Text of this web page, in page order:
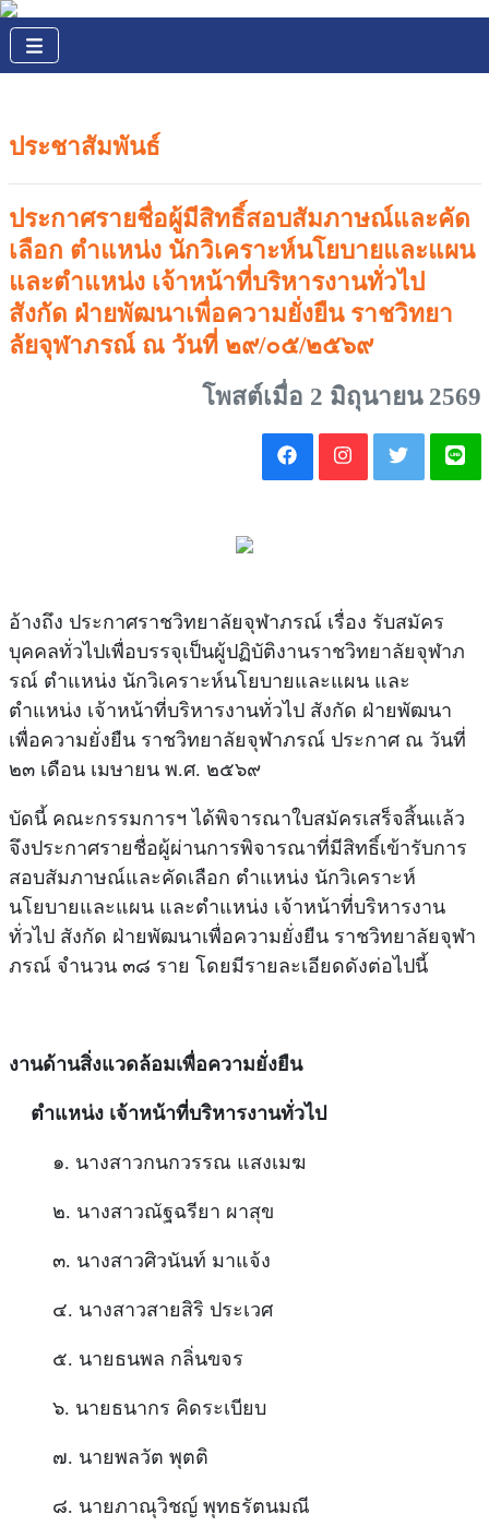
ประชาสัมพันธ์
ประกาศรายชื่อผู้มีสิทธิ์สอบสัมภาษณ์และคัด
เลือก ตำแหน่ง นักวิเคราะห์นโยบายและแผน
และตำแหน่ง เจ้าหน้าที่บริหารงานทั่วไป
สังกัด ฝ่ายพัฒนาเพื่อความยั่งยืน ราชวิทยา
ลัยจุฬาภรณ์ ณ วันที่ ๒๙/๐๕/๒๕๖๙
โพสต์เมื่อ 2 มิถุนายน 2569
อ้างถึง ประกาศราชวิทยาลัยจุฬาภรณ์ เรื่อง รับสมัคร
บุคคลทั่วไปเพื่อบรรจุเป็นผู้ปฏิบัติงานราชวิทยาลัยจุฬาภ
รณ์ ตำแหน่ง นักวิเคราะห์นโยบายและแผน และ
ตำแหน่ง เจ้าหน้าที่บริหารงานทั่วไป สังกัด ฝ่ายพัฒนา
เพื่อความยั่งยืน ราชวิทยาลัยจุฬาภรณ์ ประกาศ ณ วันที่
๒๓ เดือน เมษายน พ.ศ. ๒๕๖๙
บัดนี้ คณะกรรมการฯ ได้พิจารณาใบสมัครเสร็จสิ้นเเล้ว
จึงประกาศรายชื่อผู้ผ่านการพิจารณาที่มีสิทธิ์เข้ารับการ
สอบสัมภาษณ์และคัดเลือก ตำแหน่ง นักวิเคราะห์
นโยบายและแผน และตำแหน่ง เจ้าหน้าที่บริหารงาน
ทั่วไป สังกัด ฝ่ายพัฒนาเพื่อความยั่งยืน ราชวิทยาลัยจุฬา
ภรณ์ จำนวน ๓๘ ราย โดยมีรายละเอียดดังต่อไปนี้
งานด้านสิ่งแวดล้อมเพื่อความยั่งยืน
​ตำแหน่ง เจ้าหน้าที่บริหารงานทั่วไป
๑. นางสาวกนกวรรณ แสงเมฆ
๒. นางสาวณัฐฉรียา ผาสุข
๓. นางสาวศิวนันท์ มาแจ้ง
๔. นางสาวสายสิริ ประเวศ
๕. นายธนพล กลิ่นขจร
๖. นายธนากร คิดระเบียบ
๗. นายพลวัต พุตติ
๘. นายภาณุวิชญ์ พุทธรัตนมณี